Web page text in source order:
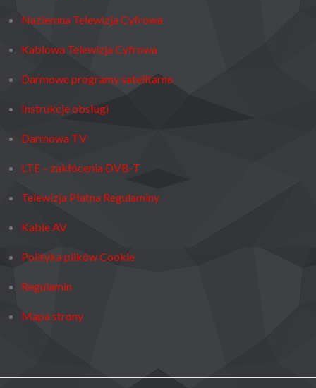
Naziemna Telewizja Cyfrowa
Kablowa Telewizja Cyfrowa
Darmowe programy satelitarne
Instrukcje obsługi
Darmowa TV
LTE – zakłócenia DVB-T
Telewizja Płatna Regulaminy
Kable AV
Polityka plików Cookie
Regulamin
Mapa strony